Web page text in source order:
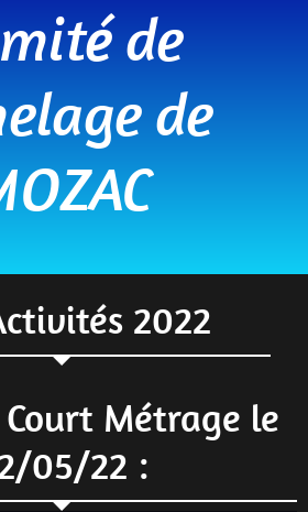
de
de
2022
Métrage le
05/22 :